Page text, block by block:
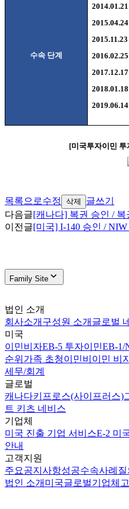
수속 단계
2019.06.14
[미국투자이민 투
목록으로수정 삭제
글쓰기
다음글[캐나다] 복권 승인 /
이전글[미국] I-140 승인 /
Family Site
법인 소개
회사소개 구성원 소개 글로벌
미국
이민비자EB-5 투자이민EB-1/
순위 가족 초청이민비이민 비
세무/회계
글로벌
캐나다키프로스(사이프러스)
트 키츠 네비스
기업체
미국 진출 기업 서비스E-2 미
안내
고객지원
주요공지사항성공수속사례
법인 소개 미국글로벌기업체